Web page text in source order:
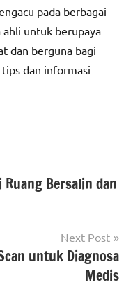
pada berbagai
untuk berupaya
dan berguna bagi
dan informasi
Ruang Bersalin dan
Next Post
untuk Diagnosa
Medis